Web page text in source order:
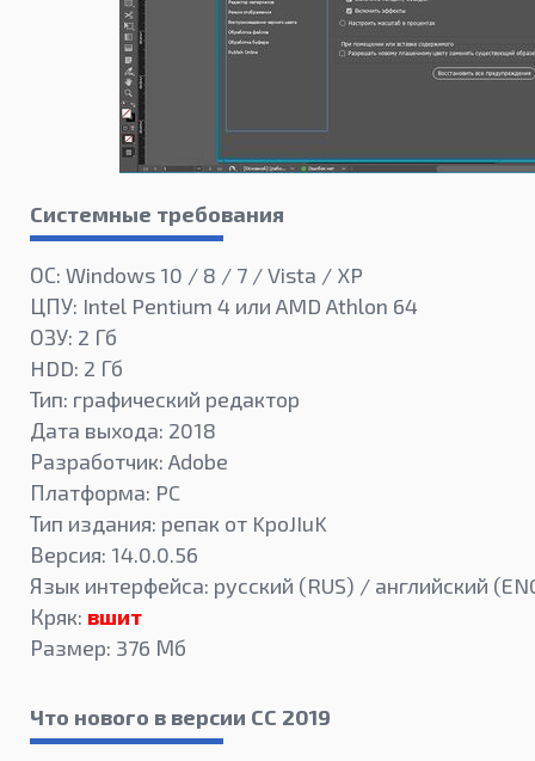
Системные требования
ОС: Windows 10 / 8 / 7 / Vista / XP
ЦПУ: Intel Pentium 4 или AMD Athlon 64
ОЗУ: 2 Гб
HDD: 2 Гб
Тип: графический редактор
Дата выхода: 2018
Разработчик: Adobe
Платформа: PC
Тип издания: репак от KpoJIuK
Версия: 14.0.0.56
Язык интерфейса: русский (RUS) / английский
Кряк: вшит
Размер: 376 Мб
Что нового в версии CC 2019